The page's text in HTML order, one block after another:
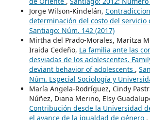
Jorge Wilson-Kindelán,
determinación del costo del servicio
Santiago: Núm. 142 (2017)
Mirtha del Prado-Morales, Maritza
Iraida Cedeño, La familia ante las
desviadas de los adolescentes.
deviant behavior of adolescents ,
Núm. Especial Sociología y
María Angela-Rodríguez, Cindy
Núñez, Diana Merino, Elsy
Contribución desde la Universidad
el avance de la igualdad de género ,